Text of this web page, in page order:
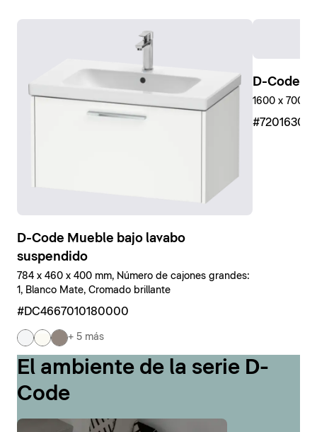
D-Code Mueble bajo lavabo
suspendido
784 x 460 x 400 mm, Número de cajones grandes:
1, Blanco Mate, Cromado brillante
#DC4667010180000
+ 5 más
D-Code
1600 x 700
El ambiente de la serie D-
Code